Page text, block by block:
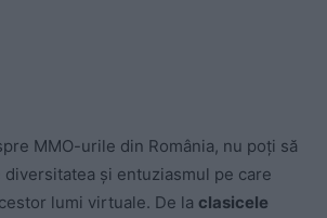
MMO-urile din România, nu poți să
și entuziasmul pe care
lumi virtuale. De la clasicele